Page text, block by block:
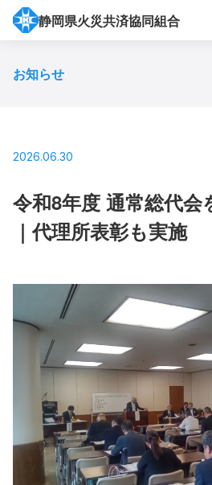
静岡県火災共済協同組合
お知らせ
2026.06.30
令和8年度 通常総代会
｜代理所表彰も実施